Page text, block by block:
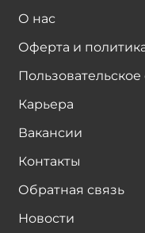
О нас
Оферта и
Карьера
Вакансии
Контакты
Обратная связь
Новости